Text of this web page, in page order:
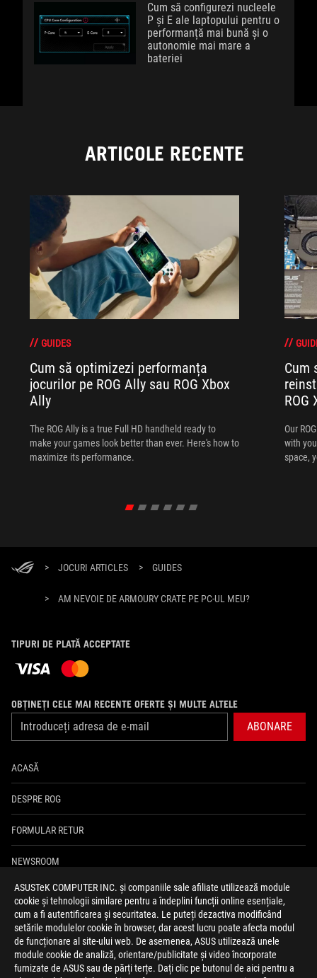
ASUSTeK COMPUTER INC. și companiile sale afiliate utilizează module
cookie și tehnologii similare pentru a îndeplini funcții online esențiale,
cum a fi autentificarea și securitatea. Le puteți dezactiva modificând
setările modulelor cookie în browser, dar acest lucru poate afecta modul
de funcționare al site-ului web. De asemenea, ASUS utilizează unele
module cookie de analiză, orientare/publicitate și video încorporate
furnizate de ASUS sau de părți terțe. Dați clic pe butonul de aici pentru a
Cum să configurezi nucleele
P și E ale laptopului pentru o
performanță mai bună și o
autonomie mai mare a
bateriei
ARTICOLE RECENTE
GUIDES
Cum să optimizezi performanța
jocurilor pe ROG Ally sau ROG Xbox
Ally
The ROG Ally is a true Full HD handheld ready to
make your games look better than ever. Here's how to
maximize its performance.
Cum
ROG
Our
with
space,
> JOCURI ARTICLES > GUIDES
> AM NEVOIE DE ARMOURY CRATE PE PC-UL MEU?
TIPURI DE PLATĂ ACCEPTATE
OBȚINEȚI CELE MAI RECENTE OFERTE ȘI MULTE ALTELE
ABONARE
ACASĂ
DESPRE ROG
FORMULAR RETUR
NEWSROOM
ASUS PREMIUM CARE
ANPC
facebookyoutubeinstagram